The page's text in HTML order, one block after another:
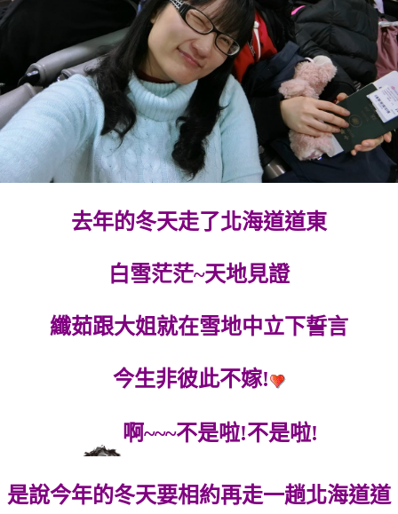
去年的冬天走了北海道道東
白雪茫茫~天地見證
纖茹跟大姐就在雪地中立下誓言
今生非彼此不嫁!
啊~~~不是啦!不是啦!
是說今年的冬天要相約再走一趟北海道道